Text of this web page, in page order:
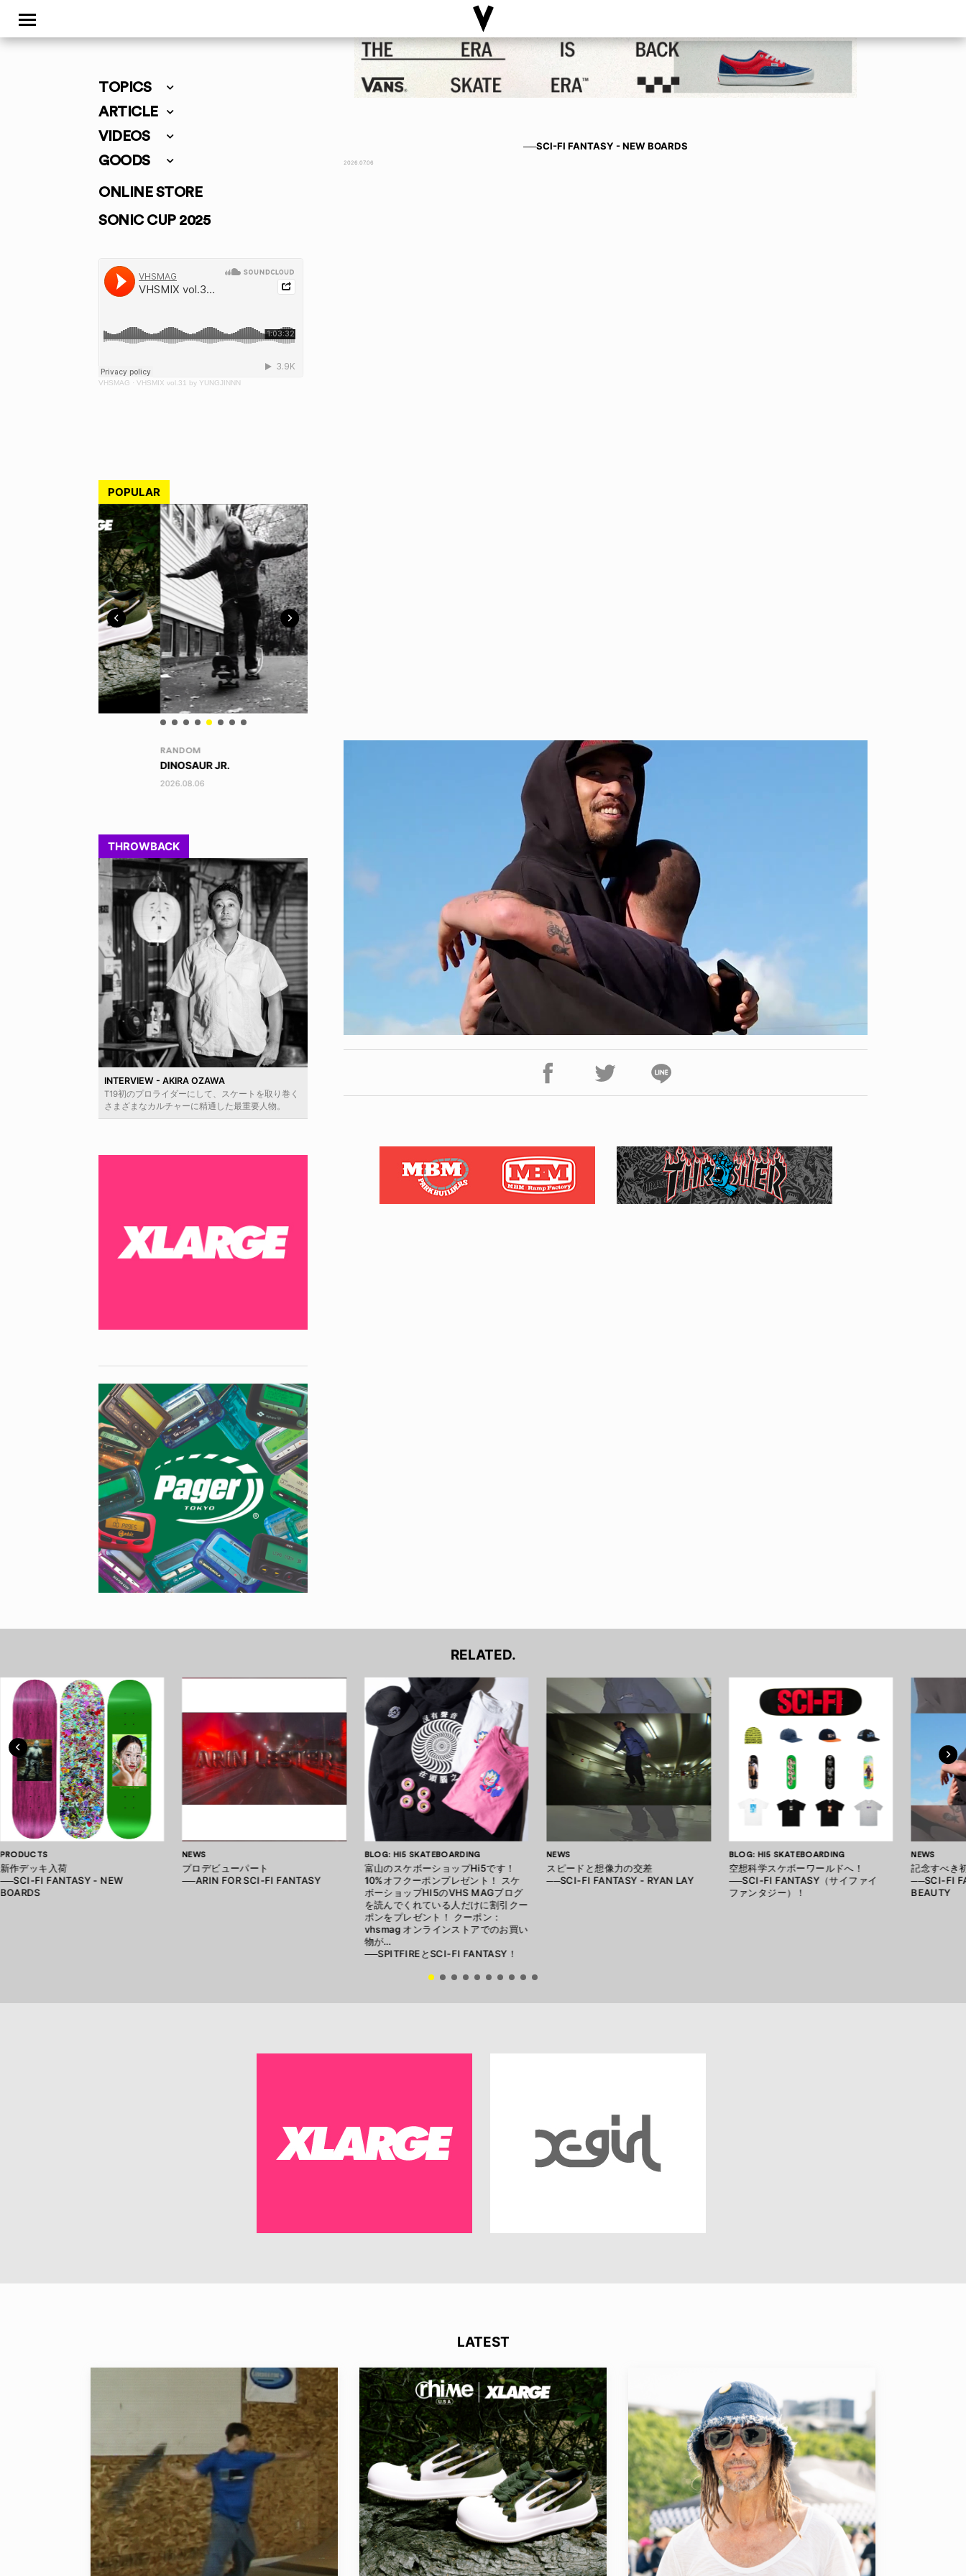
TOPICS
ARTICLE
VIDEOS
GOODS
ONLINE STORE
SONIC CUP 2025
VHSMAG · VHSMIX vol.31 by YUNGJINNN
POPULAR
DINOSAUR JR.
VOICE OF FREEDOM
AKIRA OZAWA / 尾澤 彰
2021.09.02
THROWBACK
INTERVIEW - AKIRA OZAWA
T19初のプロライダーにして、スケートを取り巻く
さまざまなカルチャーに精通した最重要人物。
──SCI-FI FANTASY - NEW BOARDS
2026.07.06
RELATED.
PRODUCTS
新作デッキ入荷
──SCI-FI FANTASY - NEW
BOARDS
NEWS
プロデビューパート
──ARIN FOR SCI-FI FANTASY
BLOG: HI5 SKATEBOARDING
富山のスケボーショップHi5です！
10%オフクーポンプレゼント！ スケ
ボーショップHI5のVHS MAGブログ
を読んでくれている人だけに割引クー
ポンをプレゼント！ クーポン：
vhsmag オンラインストアでのお買い
物が…
──SPITFIREとSCI-FI FANTASY！
NEWS
スピードと想像力の交差
──SCI-FI FANTASY - RYAN LAY
BLOG: HI5 SKATEBOARDING
空想科学スケボーワールドへ！
──SCI-FI FANTASY（サイファイ
ファンタジー）！
NEWS
記念すべき
──SCI-FI
BEAUTY
LATEST